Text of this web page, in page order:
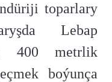
toparlary
Lebap
400 metrlik
boýunça